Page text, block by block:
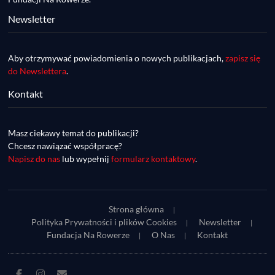
- zaprasza Mateusz Szafraniec. Dwie
samochwałki
Newsletter
Aby otrzymywać powiadomienia o nowych publikacjach,zapisz się
do Newslettera.
Kontakt
Masz ciekawy temat do publikacji?
Chcesz nawiązać współpracę?
Napisz do nas lub wypełnijformularz kontaktowy.
Strona główna
Polityka Prywatności i plików Cookies
Newsletter
Fundacja Na Rowerze
O Nas Kontakt